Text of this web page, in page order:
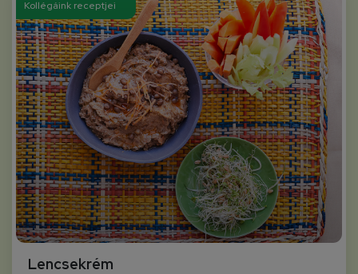
Kollégáink receptjei
Lencsekrém